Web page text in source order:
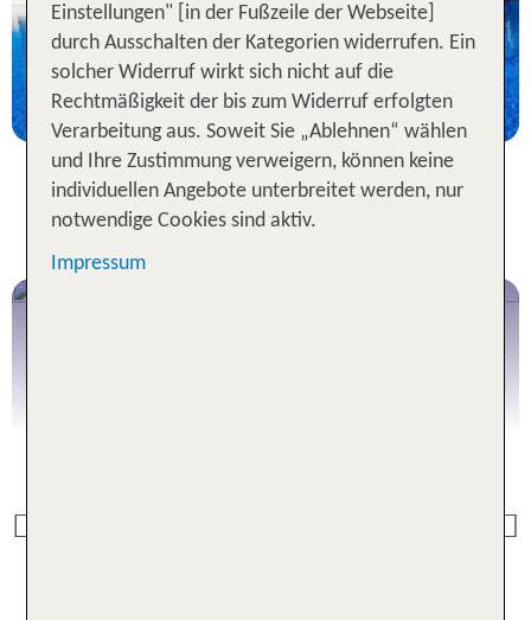
7 Nächte, AI, St
1287 €
p.P. ab 856 €
Previous
Einstellungen" [in der Fußzeile der Webseite]
durch Ausschalten der Kategorien widerrufen. Ein
solcher Widerruf wirkt sich nicht auf die
Rechtmäßigkeit der bis zum Widerruf erfolgten
Verarbeitung aus. Soweit Sie „Ablehnen“ wählen
und Ihre Zustimmung verweigern, können keine
individuellen Angebote unterbreitet werden, nur
notwendige Cookies sind aktiv.
Impressum